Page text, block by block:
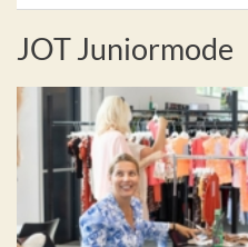
JOT Juniormode